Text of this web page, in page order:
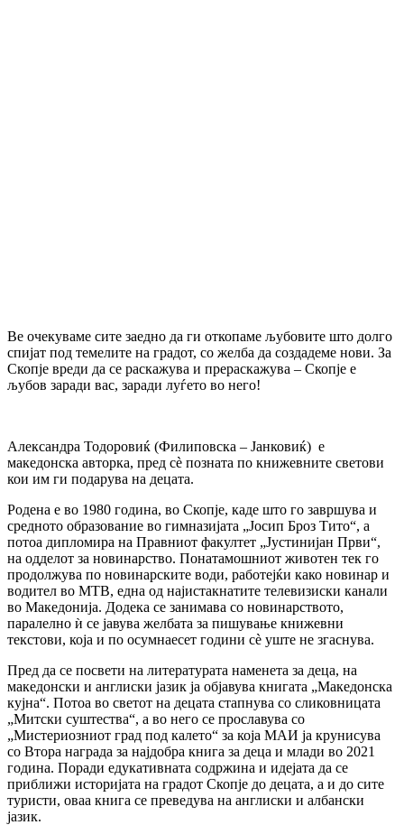
Ве очекуваме сите заедно да ги откопаме љубовите што долго
спијат под темелите на градот, со желба да создадеме нови. За
Скопје вреди да се раскажува и прераскажува – Скопје е
љубов заради вас, заради луѓето во него!
Александра Тодоровиќ (Филиповска – Јанковиќ) е
македонска авторка, пред сè позната по книжевните светови
кои им ги подарува на децата.
Родена е во 1980 година, во Скопје, каде што го завршува и
средното образование во гимназијата „Јосип Броз Тито“, а
потоа дипломира на Правниот факултет „Јустинијан Први“,
на одделот за новинарство. Понатамошниот животен тек го
продолжува по новинарските води, работејќи како новинар и
водител во МТВ, една од најистакнатите телевизиски канали
во Македонија. Додека се занимава со новинарството,
паралелно ѝ се јавува желбата за пишување книжевни
текстови, која и по осумнаесет години сè уште не згаснува.
Пред да се посвети на литературата наменета за деца, на
македонски и англиски јазик ја објавува книгата „Македонска
кујна“. Потоа во светот на децата стапнува со сликовницата
„Митски суштества“, а во него се прославува со
„Мистериозниот град под калето“ за која МАИ ја крунисува
со Втора награда за најдобра книга за деца и млади во 2021
година. Поради едукативната содржина и идејата да се
приближи историјата на градот Скопје до децата, а и до сите
туристи, оваа книга се преведува на англиски и албански
јазик.